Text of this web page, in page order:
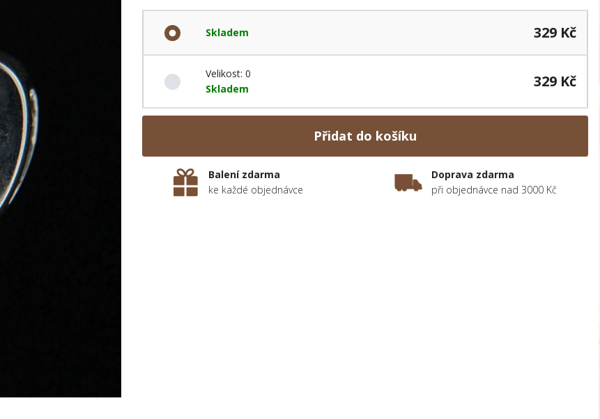
Skladem 329 Kč
Velikost: 0
Skladem
329 Kč
Přidat do košíku
Balení zdarma
ke každé objednávce
Doprava zdarma
při objednávce nad 3000 Kč